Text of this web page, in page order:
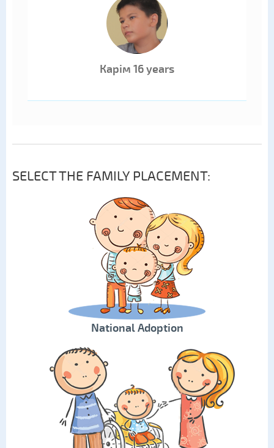
Карім 16 years
SELECT THE FAMILY PLACEMENT:
National Adoption